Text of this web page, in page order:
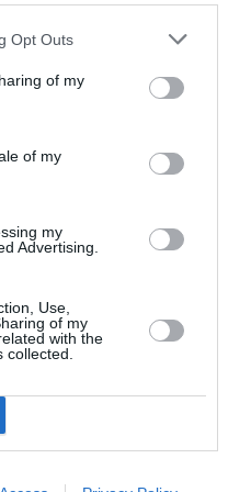
Opt Outs
of my
of my
my
Advertising.
Use,
of my
with the
Cinema – Αύγουστος
σκηνοθεσία